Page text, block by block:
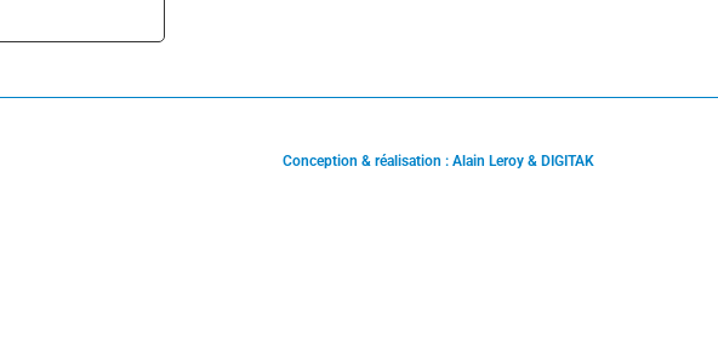
Conception & réalisation : Alain Leroy & DIGITAK